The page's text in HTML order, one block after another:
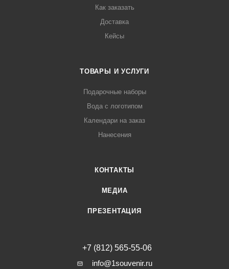
Как заказать
Доставка
Кейсы
ТОВАРЫ И УСЛУГИ
Подарочные наборы
Вода с логотипом
Календари на заказ
Нанесения
КОНТАКТЫ
МЕДИА
ПРЕЗЕНТАЦИЯ
+7 (812) 565-55-06
info@1souvenir.ru